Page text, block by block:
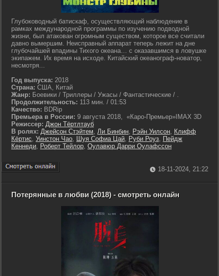
Глубоководный батискаф, осуществляющий наблюдение в
рамках международной программы по изучению подводной
жизни, был атакован огромным существом, которое все считали
давно вымершим. Неисправный аппарат теперь лежит на дне
глубочайшей впадины Тихого океана… с оказавшимся в ловушке
экипажем. Их время на исходе. Китайский океанограф-новатор,
несмотря...
Год выпуска: 2018
Страна: США, Китай
Жанр: Боевики / Триллеры / Ужасы / Фантастические / .
Продолжительность: 113 мин. / 01:53
Качество: BDRip
Премьера в России: 9 августа 2018, «Каро-Премьер»IMAX 3D
Режиссер: Джон Тёртлтауб
В ролях: Джейсон Стэйтем, Ли Бинбин, Рэйн Уилсон, Клифф
Кёртис, Уинстон Чао, Шуя Софиа Цай, Руби Роуз, Пейдж
Кеннеди, Роберт Тейлор, Оулавюр Дарри Оулафссон
18-11-2024, 21:22
Потерянные в любви (2018) - смотреть онлайн